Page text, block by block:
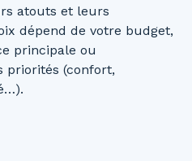
atouts et leurs
dépend de votre budget,
principale ou
priorités (confort,